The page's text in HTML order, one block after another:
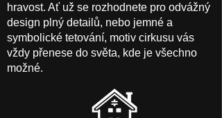
hravost. Ať už se rozhodnete pro odvážný
design plný detailů, nebo jemné a
symbolické tetování, motiv cirkusu vás
vždy přenese do světa, kde je všechno
možné.